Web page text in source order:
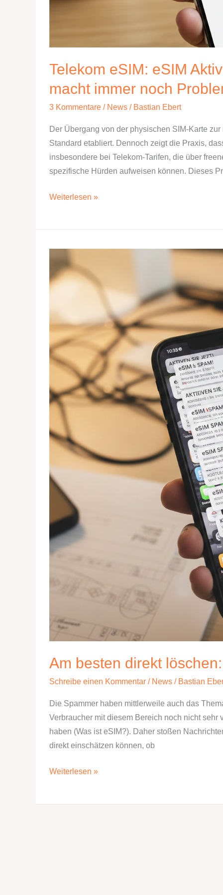
Telekom eSIM: eSIM
macht immer noch
3 Kommentare / News/ Bastian Ebert
Der Übergang von der physischen SIM-Karte
Standard etabliert. Dennoch zeigt die Praxis,
insbesondere bei Telekom-Tarifen, die über
spezifische Hürden aufweisen können. Dieses
Telekom
Freenet
Tarifen
noch
Probleme
Weiterlesen »
Am besten direkt
Schreibe einen Kommentar / News/ Bastian
Die Spammer haben mittlerweile auch das
Verbraucher mit diesem Bereich noch nicht sehr
haben (Was ist eSIM?). Daher stoßen
direkt einschätzen können, ob
Am
Weiterlesen »